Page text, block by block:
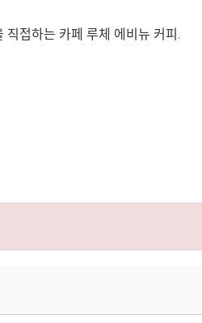
직접하는 카페 루체 에비뉴 커피.